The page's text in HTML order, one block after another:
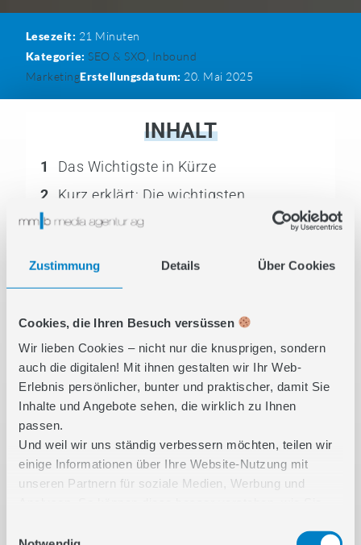
Zustimmung Details Über Cookies
Cookies, die Ihren Besuch versüssen
Wir lieben Cookies – nicht nur die knusprigen, sondern
auch die digitalen! Mit ihnen gestalten wir Ihr Web-
Erlebnis persönlicher, bunter und praktischer, damit Sie
Inhalte und Angebote sehen, die wirklich zu Ihnen
passen.
Und weil wir uns ständig verbessern möchten, teilen wir
einige Informationen über Ihre Website-Nutzung mit
unseren Partnern für soziale Medien, Werbung und
Features bieten. Unsere Partner kombinieren diese Infos
Lesezeit: 21 Minuten
Kategorie: SEO & SXO Inbound
MarketingErstellungsdatum: 20. Mai 2025
INHALT
1
Das Wichtigste in Kürze
2
Kurz erklärt: Die wichtigsten
Unterschiede auf einen Blick
Vor- und Nachteile einer spezialisierten
5 Vor- und Nachteile eines internen SEO-
Teams
6
Fazit: Die richtige Entscheidung hängt
von Ihrer Unternehmenssituation ab
7 Ihr Partner für massgeschneiderte
SEO-Lösungen